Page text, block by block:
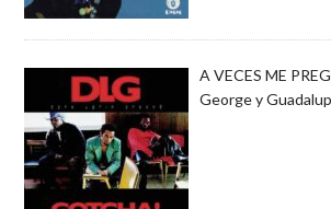
A VECES ME
George y